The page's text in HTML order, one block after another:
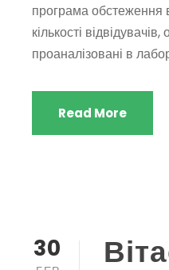
програма обстеження
кількості
проаналізовані в
Read More
30